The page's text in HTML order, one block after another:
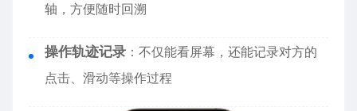
轴，方便随时回溯
操作轨迹记录 ：不仅能看屏幕，还能记录对方的
点击、滑动等操作过程